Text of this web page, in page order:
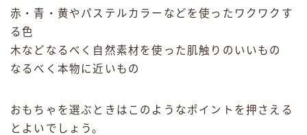
赤・青・黄やパステルカラーなどを使ったワクワクす
る色
木などなるべく自然素材を使った肌触りのいいもの
なるべく本物に近いもの
おもちゃを選ぶときはこのようなポイントを押さえる
とよいでしょう。